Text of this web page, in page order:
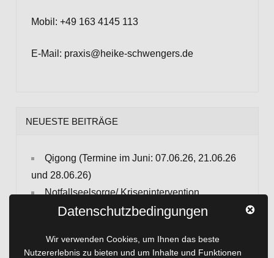
Mobil: +49 163 4145 113
E-Mail: praxis@heike-schwengers.de
NEUESTE BEITRÄGE
Qigong (Termine im Juni: 07.06.26, 21.06.26
und 28.06.26)
Notfallseelsorge/ Krisenintervention
Sport für die Seele
Hochsensibilität
Datenschutzbedingungen
Wir verwenden Cookies, um Ihnen das beste
Nutzererlebnis zu bieten und um Inhalte und Funktionen